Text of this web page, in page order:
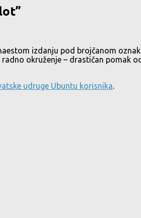
izdanju pod brojčanom
okruženje – drastičan pomak
udruge Ubuntu korisnika.